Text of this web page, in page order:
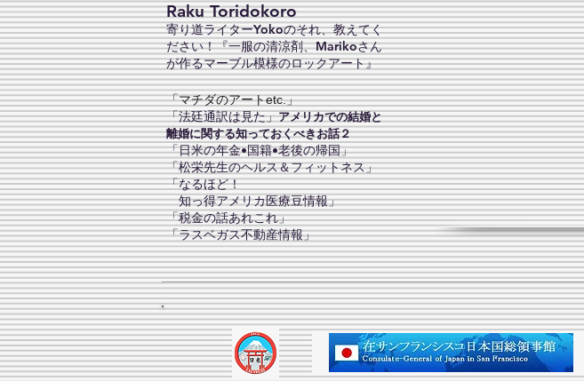
Raku Toridokoro
寄り道ライターYokoのそれ、教えてく
ださい！『一服の清涼剤、Marikoさん
が作るマーブル模様のロックアート』
「マチダのアートetc.」
「法廷通訳は見た」アメリカでの結婚と
離婚に関する知っておくべきお話２
「日米の年金•国籍•老後の帰国」
「松栄先生のヘルス＆フィットネス」
「なるほど！
知っ得アメリカ医療豆情報」
「税金の話あれこれ」
「​ラスベガス不動産情報」